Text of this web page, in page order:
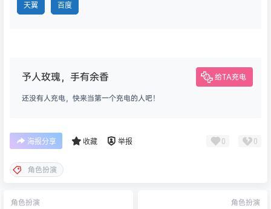
天翼 百度
予人玫瑰，手有余香 给TA充电
还没有人充电，快来当第一个充电的人吧！
海报分享 收藏 举报 0 0
角色扮演
角色扮演 角色扮演